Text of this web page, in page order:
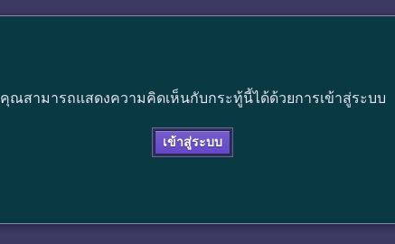
คุณสามารถแสดงความคิดเห็นกับกระทู้นี้ได้ด้วยการเข้าสู่ระบบ
เข้าสู่ระบบ